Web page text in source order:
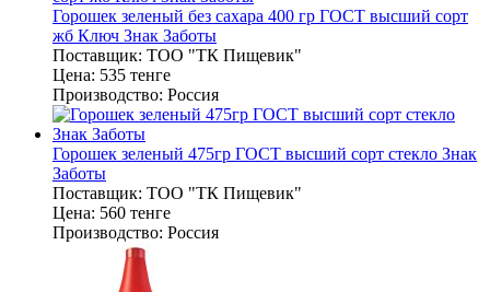
Горошек зеленый без сахара 400 гр ГОСТ высший сорт
жб Ключ Знак Заботы
Поставщик: ТОО "ТК Пищевик"
Цена: 535 тенге
Производство: Россия
Горошек зеленый 475гр ГОСТ высший сорт стекло Знак
Заботы
Поставщик: ТОО "ТК Пищевик"
Цена: 560 тенге
Производство: Россия